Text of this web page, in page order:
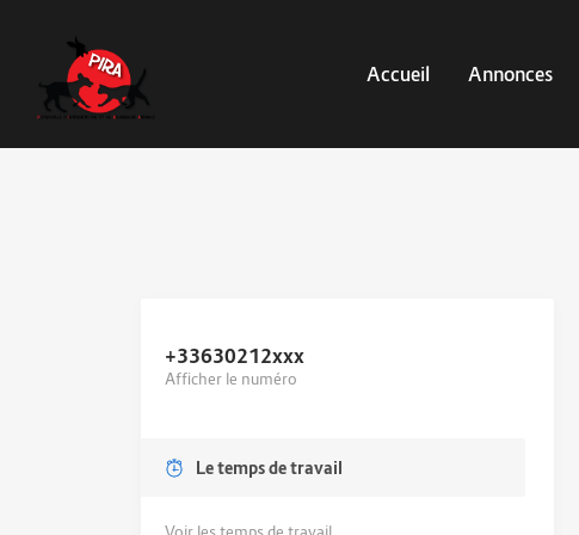
Accueil Annonces
+33630212xxx
Afficher le numéro
Le temps de travail